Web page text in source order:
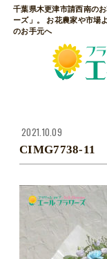
千葉県木更津市請西南の
ーズ」。 お花農家や市場
のお手元へ
2021.10.09
CIMG7738-11